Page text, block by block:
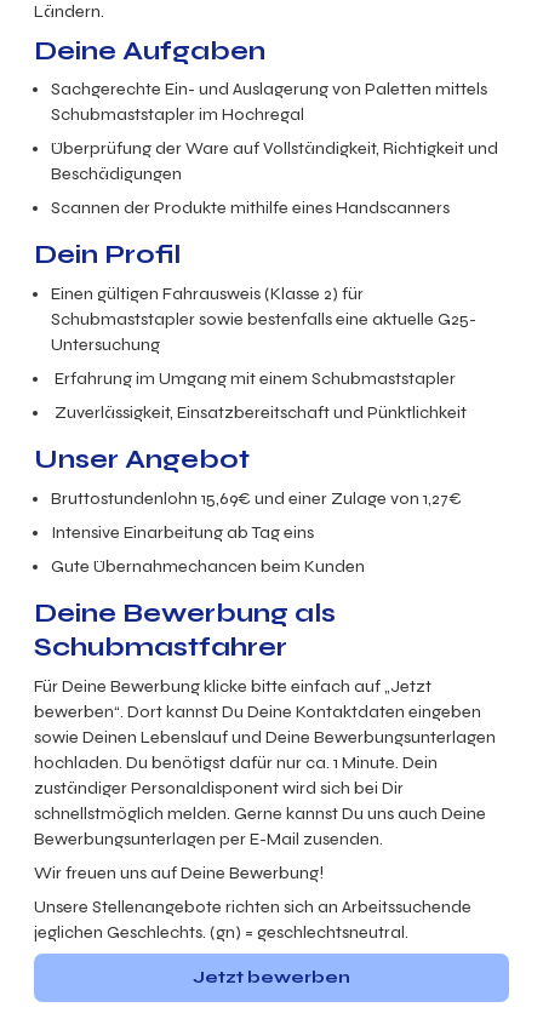
Ländern.
Deine Aufgaben
Sachgerechte Ein- und Auslagerung von Paletten mittels
Schubmaststapler im Hochregal
Überprüfung der Ware auf Vollständigkeit, Richtigkeit und
Beschädigungen
Scannen der Produkte mithilfe eines Handscanners
Dein Profil
Einen gültigen Fahrausweis (Klasse 2) für
Schubmaststapler sowie bestenfalls eine aktuelle G25-
Untersuchung
Erfahrung im Umgang mit einem Schubmaststapler
Zuverlässigkeit, Einsatzbereitschaft und Pünktlichkeit
Unser Angebot
Bruttostundenlohn 15,69€ und einer Zulage von 1,27€
Intensive Einarbeitung ab Tag eins
Gute Übernahmechancen beim Kunden
Deine Bewerbung als
Schubmastfahrer
Für Deine Bewerbung klicke bitte einfach auf „Jetzt
bewerben“. Dort kannst Du Deine Kontaktdaten eingeben
sowie Deinen Lebenslauf und Deine Bewerbungsunterlagen
hochladen. Du benötigst dafür nur ca. 1 Minute. Dein
zuständiger Personaldisponent wird sich bei Dir
schnellstmöglich melden. Gerne kannst Du uns auch Deine
Bewerbungsunterlagen per E-Mail zusenden.
Wir freuen uns auf Deine Bewerbung!
Unsere Stellenangebote richten sich an Arbeitssuchende
jeglichen Geschlechts. (gn) = geschlechtsneutral.
Jetzt bewerben